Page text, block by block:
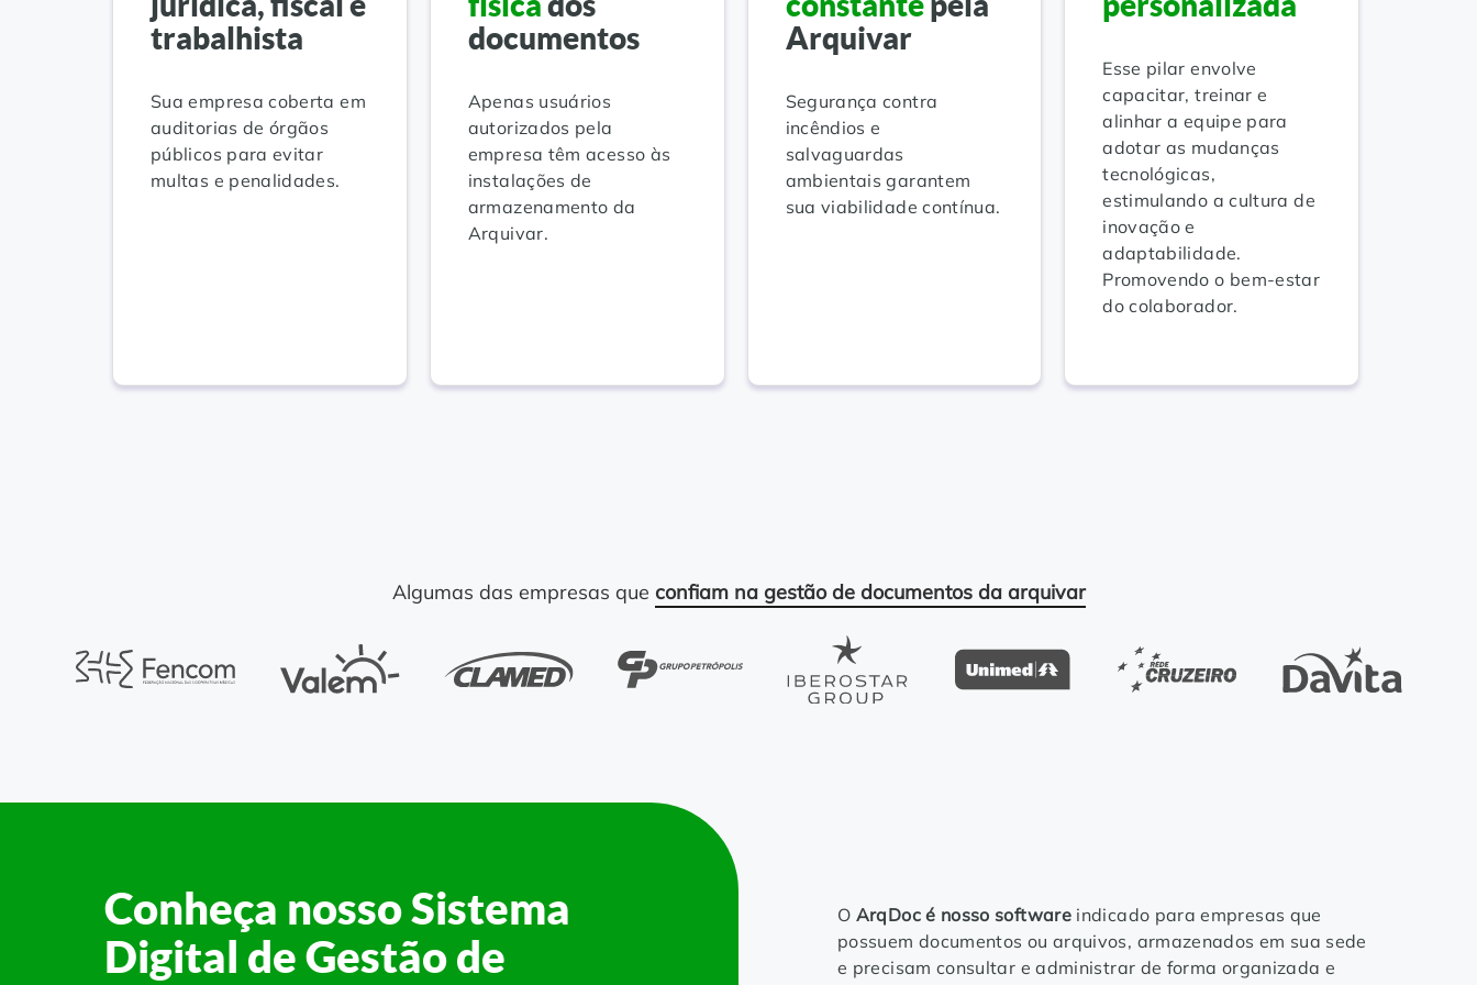
trabalhista
Sua empresa coberta em
auditorias de órgãos
públicos para evitar
multas e penalidades.
documentos
Apenas usuários
autorizados pela
empresa têm acesso às
instalações de
armazenamento da
Arquivar.
Arquivar
Segurança contra
incêndios e
salvaguardas
ambientais garantem
sua viabilidade contínua.
Esse pilar envolve
capacitar, treinar e
alinhar a equipe para
adotar as mudanças
tecnológicas,
estimulando a cultura de
inovação e
adaptabilidade.
Promovendo o bem-estar
do colaborador.
Algumas das empresas que confiam na gestão de documentos da arquivar
Conheça nosso Sistema
Digital de Gestão de
O ArqDoc é nosso software indicado para empresas que
possuem documentos ou arquivos, armazenados em sua sede
e precisam consultar e administrar de forma organizada e